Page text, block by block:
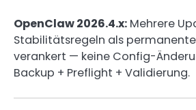
OpenClaw 2026.4.x: Mehrere
Stabilitätsregeln als
verankert — keine Config-
Backup + Preflight + Validierung.